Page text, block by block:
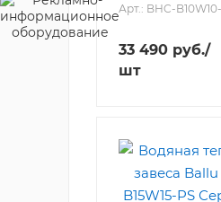
Арт.: BHC-
33 490 руб./
шт